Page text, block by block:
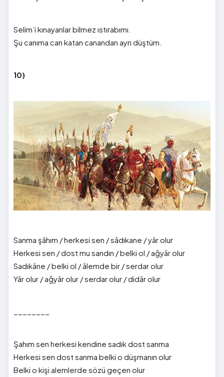
Selim’i kınayanlar bilmez ıstırabımı.
Şu canıma can katan canandan ayrı düştüm.
10)
Sanma şâhım / herkesi sen / sâdıkane / yâr olur
Herkesi sen / dost mu sandın / belki ol / ağyâr olur
Sadıkâne / belki ol / âlemde bir / serdar olur
Yâr olur / ağyâr olur / serdar olur / didâr olur
Şahım sen herkesi kendine sadık dost sanma
Herkesi sen dost sanma belki o düşmanın olur
Belki o kişi alemlerde sözü geçen olur